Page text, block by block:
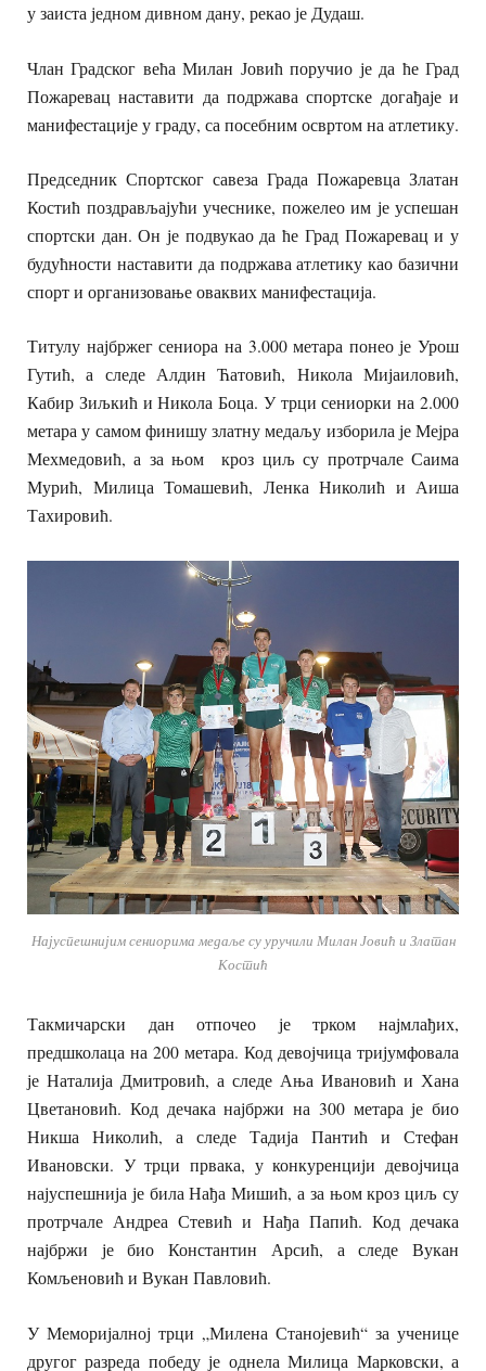
у заиста једном дивном дану, рекао је Дудаш.
Члан Градског већа Милан Јовић поручио је да ће Град
Пожаревац наставити да подржава спортске догађаје и
манифестације у граду, са посебним освртом на атлетику.
Председник Спортског савеза Града Пожаревца Златан
Костић поздрављајући учеснике, пожелео им је успешан
спортски дан. Он је подвукао да ће Град Пожаревац и у
будућности наставити да подржава атлетику као базични
спорт и организовање оваквих манифестација.
Титулу најбржег сениора на 3.000 метара понео је Урош
Гутић, а следе Алдин Ћатовић, Никола Мијаиловић,
Кабир Зиљкић и Никола Боца. У трци сениорки на 2.000
метара у самом финишу златну медаљу изборила је Мејра
Мехмедовић, а за њом кроз циљ су протрчале Саима
Мурић, Милица Томашевић, Ленка Николић и Аиша
Тахировић.
Најуспешнијим сениорима медаље су уручили Милан Јовић и Златан
Костић
Такмичарски дан отпочео је трком најмлађих,
предшколаца на 200 метара. Код девојчица тријумфовала
је Наталија Дмитровић, а следе Ања Ивановић и Хана
Цветановић. Код дечака најбржи на 300 метара је био
Никша Николић, а следе Тадија Пантић и Стефан
Ивановски. У трци првака, у конкуренцији девојчица
најуспешнија је била Нађа Мишић, а за њом кроз циљ су
протрчале Андреа Стевић и Нађа Папић. Код дечака
најбржи је био Константин Арсић, а следе Вукан
Комљеновић и Вукан Павловић.
У Меморијалној трци „Милена Станојевић“ за ученице
другог разреда победу је однела Милица Марковски, а